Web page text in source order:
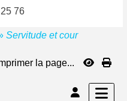
76
Servitude et cour
la page...